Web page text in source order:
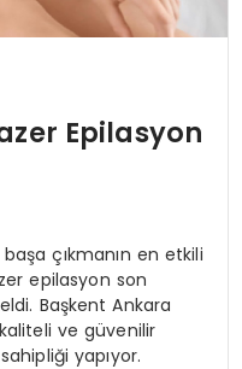
Epilasyon
çıkmanın en etkili
epilasyon son
Başkent Ankara
ve güvenilir
yapıyor.